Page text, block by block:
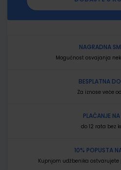
NAGRADNA
Mogućnost osvajanja
BESPLATNA
Za iznose veće
PLAĆANJE
do 12 rata bez
10% POPUSTA
Kupnjom udžbenika